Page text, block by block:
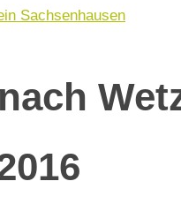
Sachsenhausen